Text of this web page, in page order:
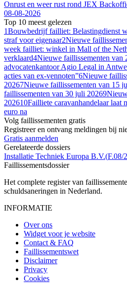
Onrust en weer rust rond JEX
08-08-2026
Top 10 meest gelezen
1Bouwbedrijf failliet: Belastingdienst
straf voor eigenaar2Nieuwe
week failliet: winkel in Mall of the
verklaard4Nieuwe faillissementen van
advocatenkantoor Agio Legal in
acties van ex-vennoten”6Nieuwe
20267Nieuwe faillissementen van 15
faillissementen van 30 juli 20269
202610Failliete caravanhan­de­laar laat
euro na
Volg faillissementen gratis
Registreer en ontvang meldingen bij
Gratis aanmelden
Gerelateerde dossiers
Installatie Techniek Europa B.V.(F.08/
Faillissementsdossier
Het complete register van
schuldsaneringen in Nederland.
INFORMATIE
Over ons
Widget voor je website
Contact & FAQ
Faillissementswet
Disclaimer
Privacy
Cookies